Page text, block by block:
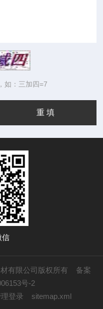
如：三加四=7
信
材有限公司版权所有 备案
号-2
登录 sitemap.xml